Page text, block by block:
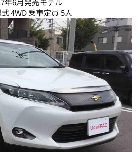
4WD 乗車定員 5人